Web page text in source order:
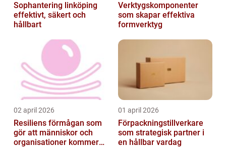
Sophantering linköping
effektivt, säkert och
hållbart
Verktygskomponenter
som skapar effektiva
formverktyg
02 april 2026
Resiliens förmågan som
gör att människor och
organisationer kommer
01 april 2026
Förpackningstillverkare
som strategisk partner i
en hållbar vardag